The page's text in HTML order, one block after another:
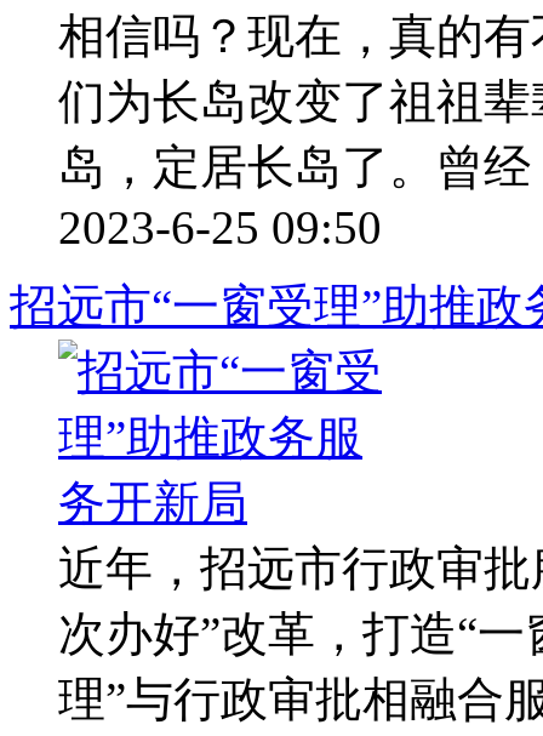
相信吗？现在，真的
们为长岛改变了祖祖
岛，定居长岛了。曾经
2023-6-25 09:50
招远市“一窗受理”助推
近年，招远市行政审
次办好”改革，打造“
理”与行政审批相融合